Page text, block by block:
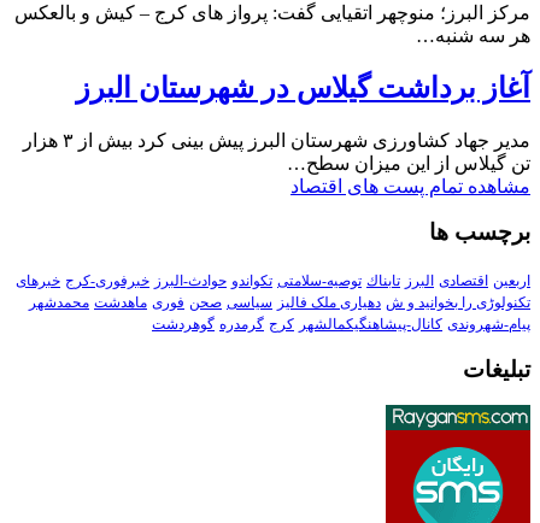
مرکز البرز؛ منوچهر اتقیایی گفت: پرواز های کرج – کیش و بالعکس
هر سه شنبه…
آغاز برداشت گیلاس در شهرستان البرز
مدیر جهاد کشاورزی شهرستان البرز پیش بینی کرد بیش از ۳ هزار
تن گیلاس از این میزان سطح…
مشاهده تمام پست های اقتصاد
برچسب ها
اربعین اقتصادی البرز تابناك توصیه-سلامتی تکواندو حوادث-البرز خبرفوری-کرج خبرهای
تکنولوڑی را بخوانید و ش دهیاری ملک فالیز سیاسی صحن فوری ماهدشت محمدشهر
پیام-شهروندی کانال-پیشاهنگیکمالشهر کرج گرمدره گوهردشت
تبلیغات